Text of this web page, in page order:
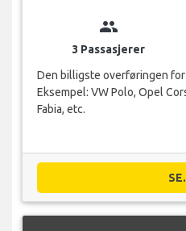
group
3 Passasjerer
Den billigste overføringen
Eksempel: VW Polo, Opel
Fabia, etc.